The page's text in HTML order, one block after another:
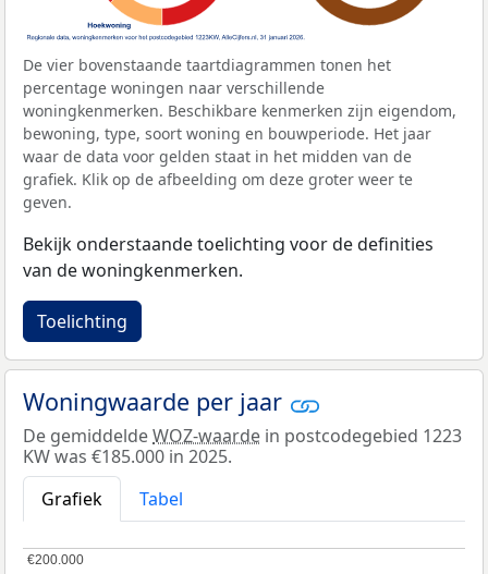
De vier bovenstaande taartdiagrammen tonen het
percentage woningen naar verschillende
woningkenmerken. Beschikbare kenmerken zijn eigendom,
bewoning, type, soort woning en bouwperiode. Het jaar
waar de data voor gelden staat in het midden van de
grafiek. Klik op de afbeelding om deze groter weer te
geven.
Bekijk onderstaande toelichting voor de definities
van de woningkenmerken.
Toelichting
Woningwaarde per jaar
De gemiddeldeWOZ-waarde in postcodegebied 1223
KW was €185.000 in 2025.
Grafiek
Tabel
€200.000
€200.000